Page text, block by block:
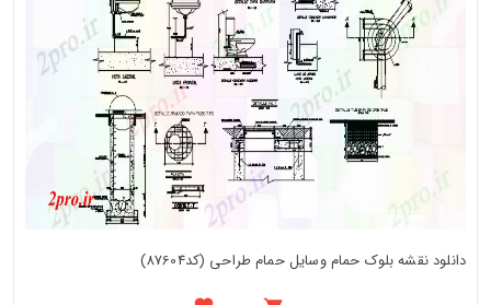
دانلود نقشه بلوک حمام وسایل حمام طراحی (کد87604)